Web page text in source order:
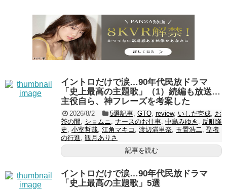
イントロだけで涙…90年代民放ドラマ
「史上最高の主題歌」（1）続編も放送…
主役自ら、神フレーズを考案した
2026/8/2 5選記事, GTO, review, いしだ壱成, お
茶の間 , ショムニ, ナースのお仕事, 中島みゆき , 反町隆
史 , 小室哲哉, 江角マキコ , 渡辺満里奈, 玉置浩二, 聖者
の行進, 観月ありさ
記事を読む
イントロだけで涙…90年代民放ドラマ
「史上最高の主題歌」5選